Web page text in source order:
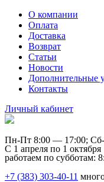
О компании
Оплата
Доставка
Возврат
Статьи
Новости
Дополнительные
Контакты
Личный кабинет
Пн-Пт 8:00 — 17:00;
С 1 апреля по 1 октября
работаем по субботам:
+7 (383) 303-40-11